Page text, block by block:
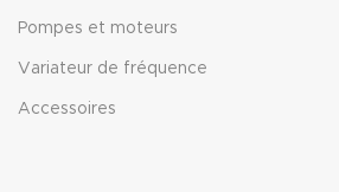
Pompes et moteurs
Variateur de fréquence
Accessoires